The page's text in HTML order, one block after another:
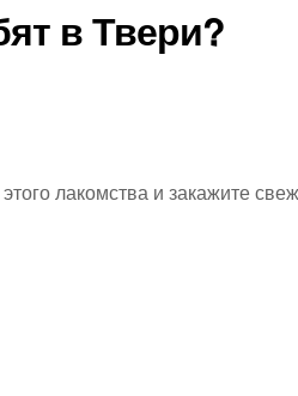
в Твери?
лакомства и закажите